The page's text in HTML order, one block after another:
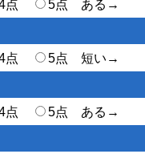
点
5点 ある→
点
5点 短い→
点
5点 ある→